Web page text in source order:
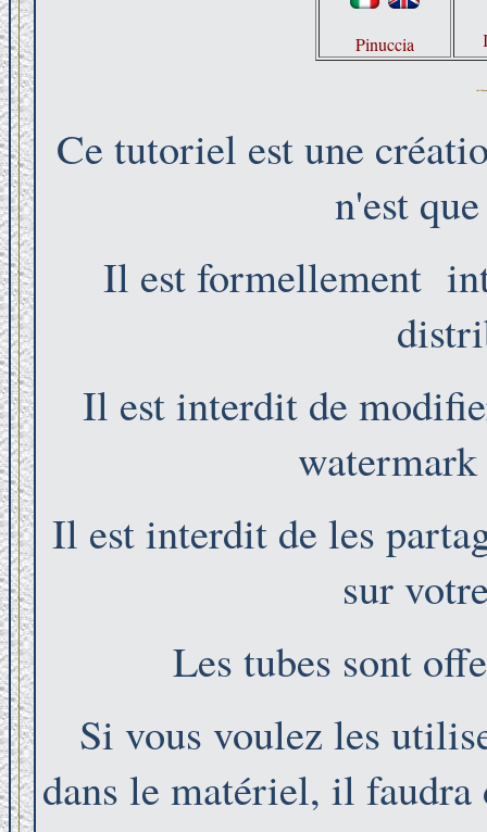
Pinuccia
Ce tutoriel est une
n'est
Il est formellement
Il est interdit de
Il est interdit de les
sur
Les tubes sont
Si vous voulez les
dans le matériel, il